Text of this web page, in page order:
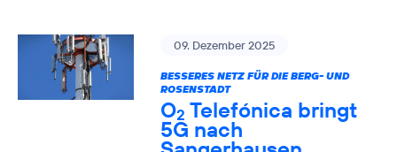
09. Dezember 2025
BESSERES NETZ FÜR DIE BERG- UND
ROSENSTADT
O2 Telefónica bringt
5G nach